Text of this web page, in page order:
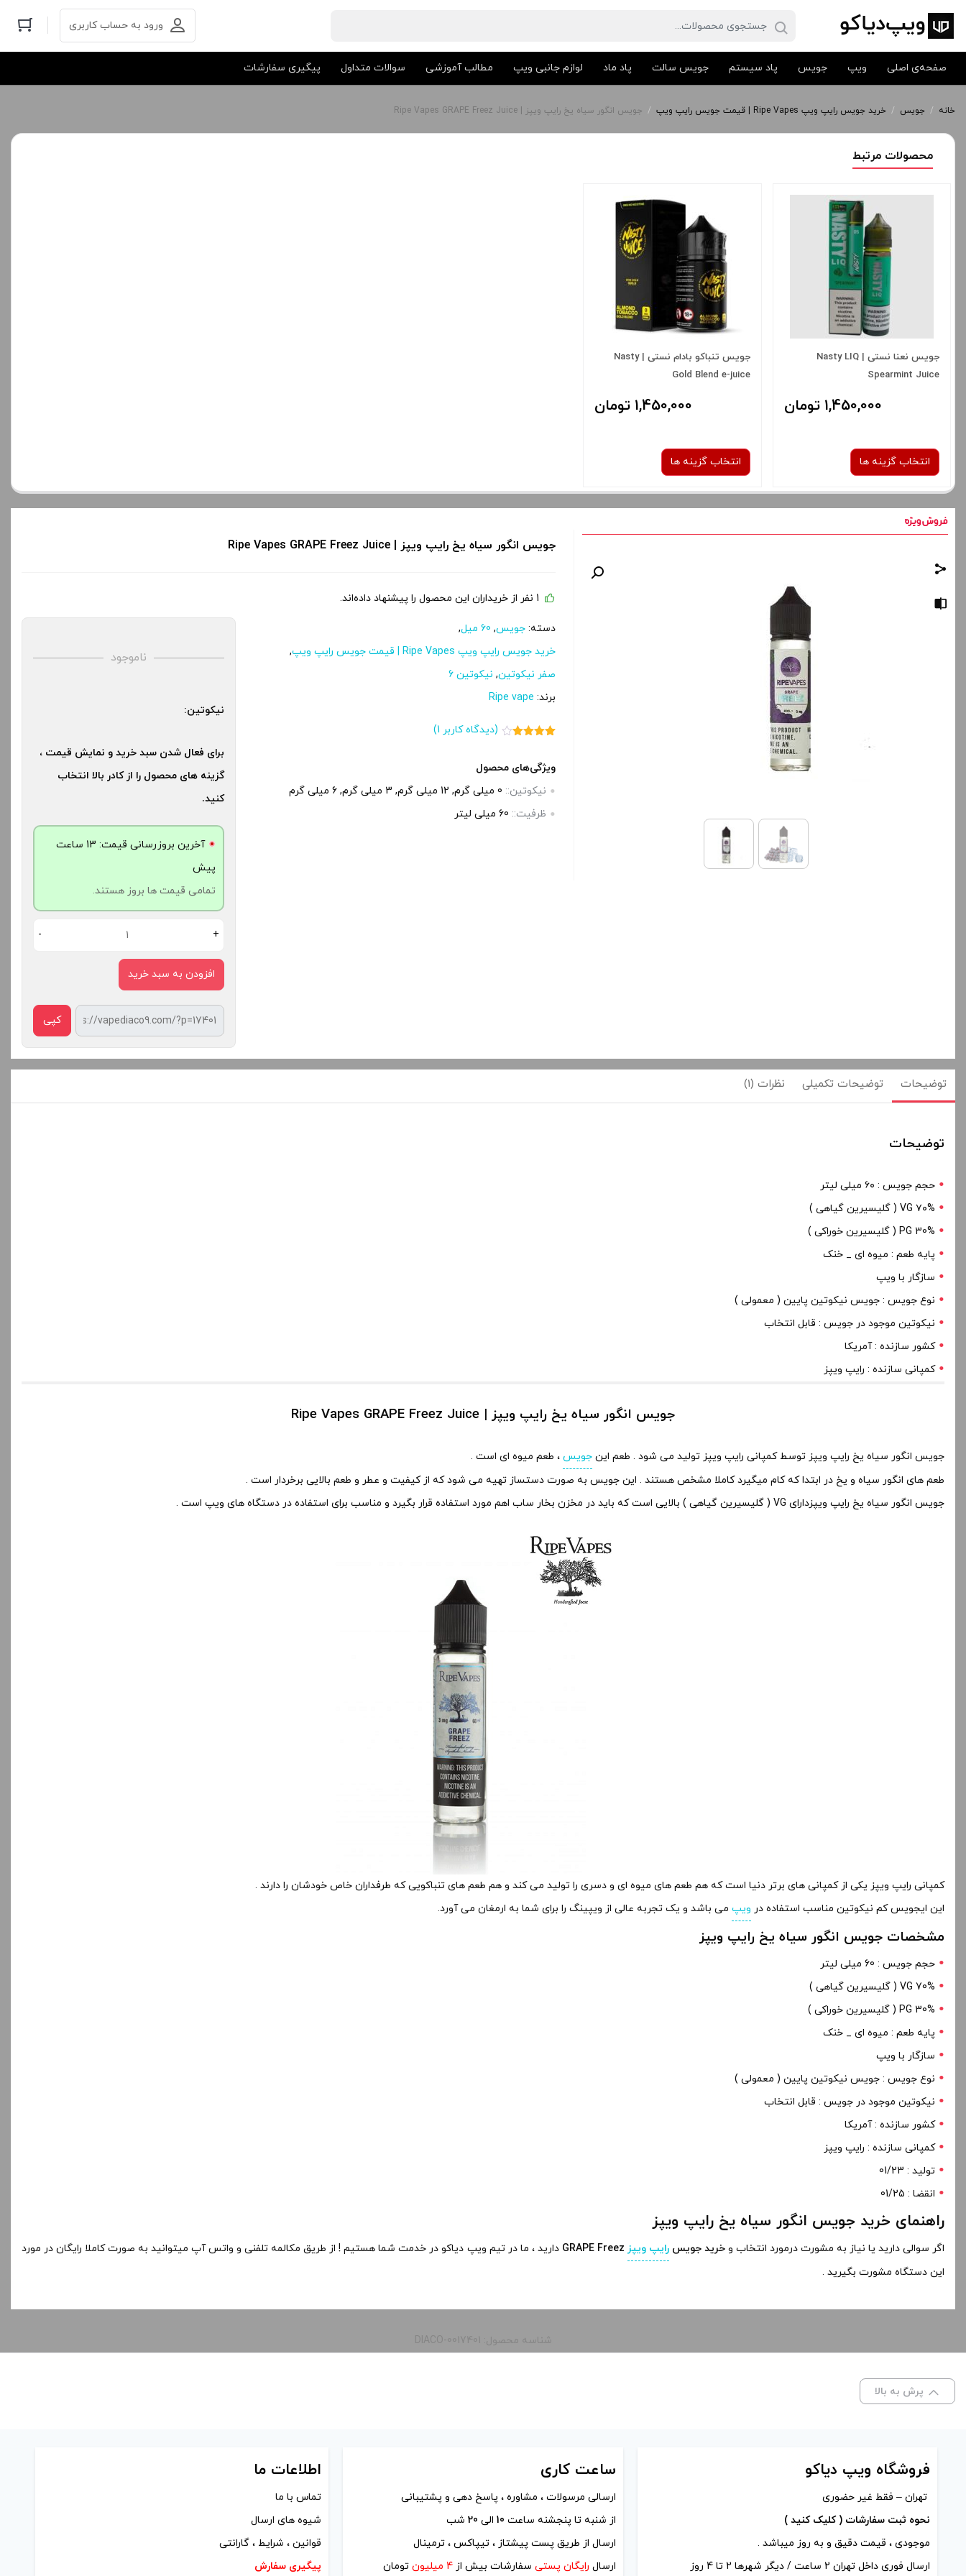
ورود به حساب کاربری
صفحه‌ی اصلی ویپ جویس پاد سیستم جویس سالت پاد ماد لوازم جانبی ویپ مطالب آموزشی سوالات متداول پیگیری سفارشات
خانه / جویس / خرید جویس رایپ ویپ Ripe Vapes | قیمت جویس رایپ ویپ / جویس انگور سیاه یخ رایپ ویپز | Ripe Vapes GRAPE Freez Juice
محصولات مرتبط
جویس نعنا نستی | Nasty LIQ
Spearmint Juice
1,450,000 تومان
انتخاب گزینه ها
برای فعال شدن سبد خرید و نمایش
آخرین بروزرسانی قیمت: 13
تمامی قیمت ها بروز هستند.
کپ
جویس تنباکو بادام نستی | Nasty
Gold Blend e-juice
1,450,000 تومان
انتخاب گزینه ها
افزودن به سبد خرید
جویس انگور سیاه یخ رایپ ویپز | Ripe Vapes GRAPE Freez Juice
1 نفر از خریداران این محصول را پیشنهاد داده‌اند.
دسته:جویس, 60 میل
,
خرید جویس رایپ ویپ Ripe Vapes | قیمت جویس رایپ ویپ
,
صفر نیکوتین, نیکوتین 6
برند: Ripe vape
امتیاز
مشتری
(دیدگاه کاربر 1
)
ویژگی‌های محصول
نیکوتین:: 0 میلی گرم, 12 میلی گرم, 3 میلی‌ گرم, 6 میلی گرم
ظرفیت:: 60 میلی‌ لیتر
ناموجود
نیکوتین:
برای فعال شدن سبد خرید و نمایش قیمت ،
گزینه های محصول را از کادر بالا انتخاب
کنید.
آخرین بروزرسانی قیمت: 13 ساعت
پیش
تمامی قیمت ها بروز هستند.
- +
افزودن به سبد خرید
کپی
توضیحات توضیحات تکمیلی نظرات (1)
توضیحات
حجم جویس : ۶۰ میلی لیتر
۷۰% VG ( گلیسیرین گیاهی )
PG 30% ( گلیسیرین خوراکی )
پایه طعم : میوه ای _ خنک
سازگار با ویپ
نوع جویس : جویس نیکوتین پایین ( معمولی )
نیکوتین موجود در جویس : قابل انتخاب
کشور سازنده : آمریکا
کمپانی سازنده : رایپ ویپز
جویس انگور سیاه یخ رایپ ویپز | Ripe Vapes GRAPE Freez Juice
جویس انگور سیاه یخ رایپ ویپز توسط کمپانی رایپ ویپز تولید می شود . طعم این جویس ، طعم میوه ای است .
طعم های انگور سیاه و یخ در ابتدا که کام میگیرد کاملا مشخص هستند . این جویس به صورت دستساز تهیه می شود که از کیفیت و عطر و طعم بالایی برخردار است .
جویس انگور سیاه یخ رایپ ویپزدارای VG ( گلیسیرین گیاهی ) بالایی است که باید در مخزن بخار ساب اهم مورد استفاده قرار بگیرد و مناسب برای استفاده در دستگاه های ویپ است .
کمپانی رایپ ویپز یکی از کمپانی های برتر دنیا است که هم طعم های میوه ای و دسری را تولید می کند و هم طعم های تنباکویی که طرفداران خاص خودشان را دارند .
این ایجویس کم نیکوتین مناسب استفاده در ویپ می باشد و یک تجربه عالی از ویپینگ را برای شما به ارمغان می آورد.
مشخصات جویس انگور سیاه یخ رایپ ویپز
حجم جویس : 60 میلی لیتر
70% VG ( گلیسیرین گیاهی )
PG 30% ( گلیسیرین خوراکی )
پایه طعم : میوه ای _ خنک
سازگار با ویپ
نوع جویس : جویس نیکوتین پایین ( معمولی )
نیکوتین موجود در جویس : قابل انتخاب
کشور سازنده : آمریکا
کمپانی سازنده : رایپ ویپز
تولید : 01/23
انقضا : 01/25
راهنمای خرید جویس انگور سیاه یخ رایپ ویپز
اگر سوالی دارید یا نیاز به مشورت درمورد انتخاب وخرید جویسرایپ ویپز
دارید ، ما در تیم ویپ دیاکو در خدمت شما هستیم ! از طریق مکالمه تلفنی و واتس آپ میتوانید به صورت کاملا رایگان در مورد
این دستگاه مشورت بگیرید .
شناسه محصول: DIACO-0017401
پرش به بالا
فروشگاه ویپ دیاکو
تهران – فقط غیر حضوری
نحوه ثبت سفارشات ( کلیک کنید )
موجودی ، قیمت دقیق و به روز میباشد .
ارسال فوری داخل تهران 2 ساعت / دیگر شهرها 2 تا 4 روز
ساعت کاری
ارسالی مرسولات ، مشاوره ، پاسخ دهی و پشتیبانی
از شنبه تا پنجشنه ساعت 10الی 20شب
ارسال از طریق پست پیشتاز ، تیپاکس ، ترمینال
ارسال رایگان پستی سفارشات بیش از 4 میلیون تومان
اطلاعات ما
تماس با ما
شیوه های ارسال
قوانین ، شرایط ، گارانتی
پیگیری سفارش